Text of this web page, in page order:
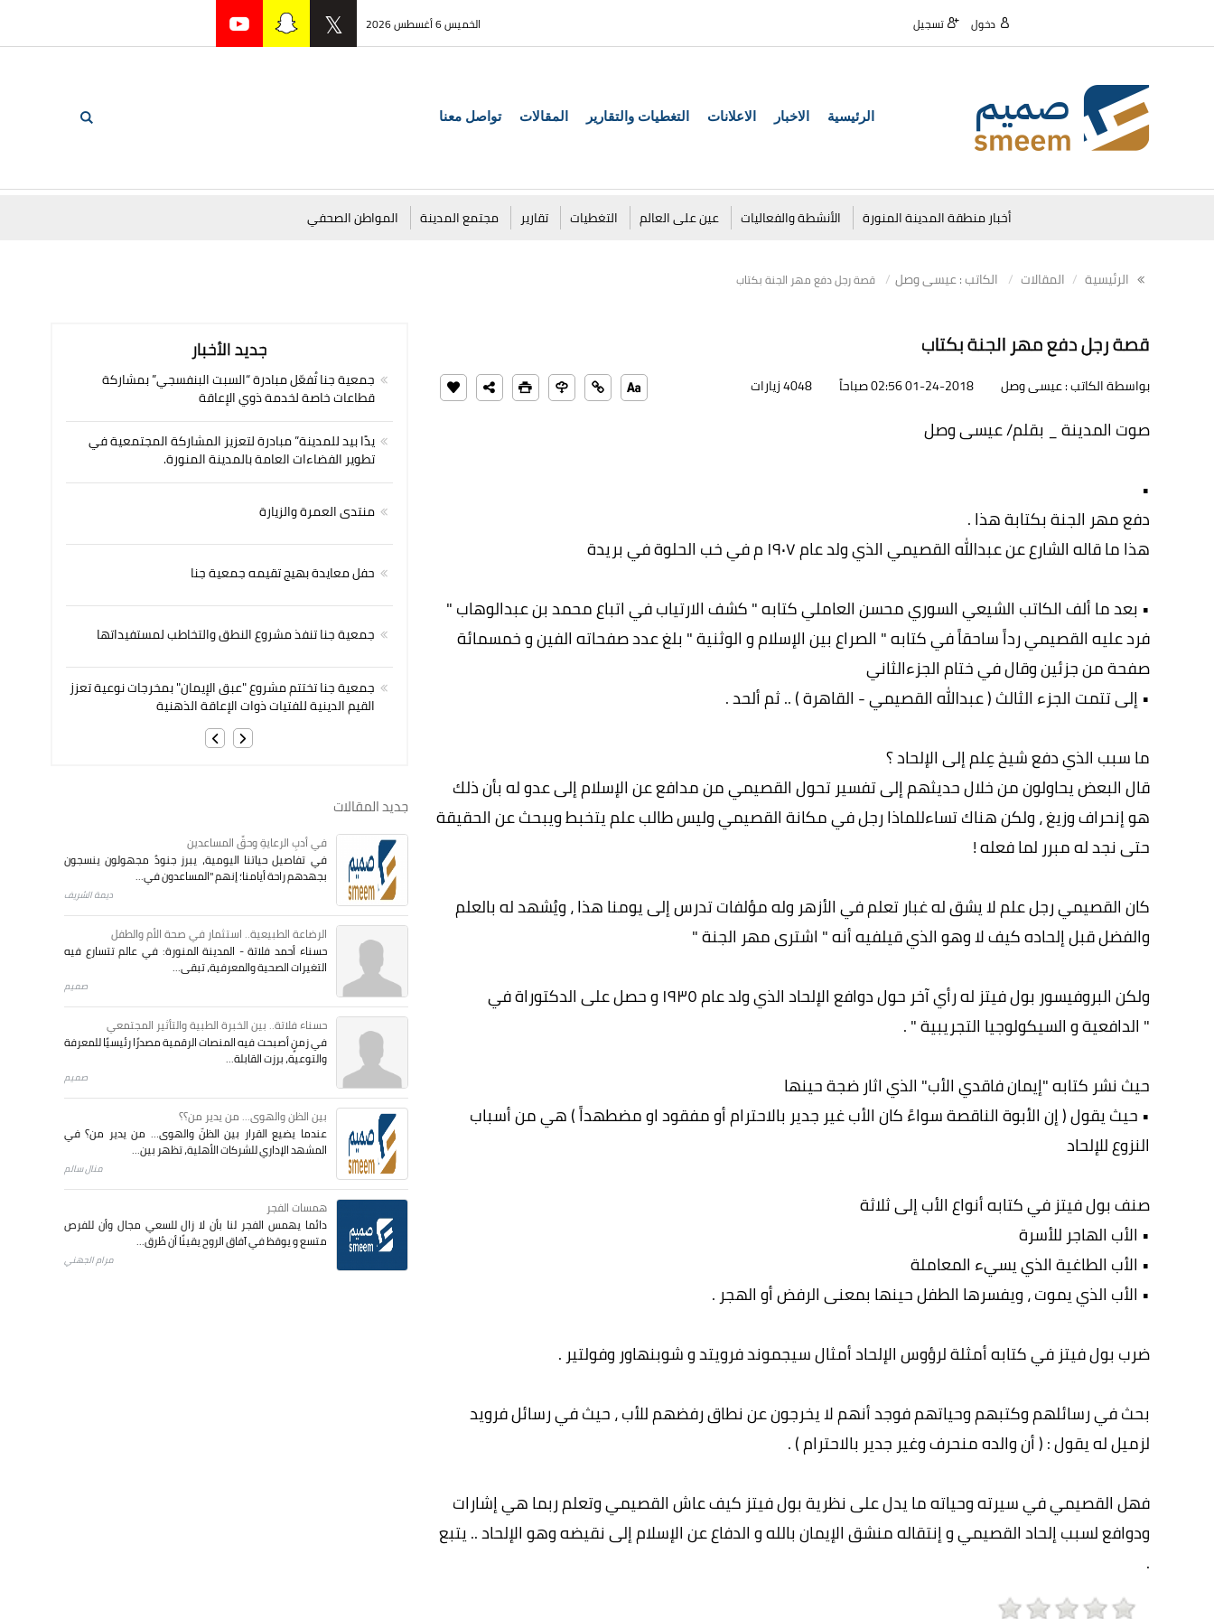
الخميس 6 أغسطس 2026 دخول تسجيل
الرئيسية الاخبار الاعلانات التغطيات والتقارير المقالات تواصل معنا
أخبار منطقة المدينة المنورة الأنشطة والفعاليات عين على العالم التغطيات تقارير مجتمع المدينة المواطن الصحفي
الرئيسية المقالات الكاتب : عيسى وصل قصة رجل دفع مهر الجنة بكتاب
قصة رجل دفع مهر الجنة بكتاب
بواسطة الكاتب : عيسى وصل 01-24-2018 02:56 صباحاً 4048 زيارات
صوت المدينة _ بقلم/ عيسى وصل
•
دفع مهر الجنة بكتابة هذا .
هذا ما قاله الشارع عن عبدالله القصيمي الذي ولد عام ١٩٠٧ م في خب الحلوة في بريدة
• بعد ما ألف الكاتب الشيعي السوري محسن العاملي كتابه " كشف الارتياب في اتباع محمد بن عبدالوهاب "
فرد عليه القصيمي رداً ساحقاً في كتابه " الصراع بين الإسلام و الوثنية " بلغ عدد صفحاته الفين و خمسمائة
صفحة من جزئين وقال في ختام الجزءالثاني
• إلى تتمت الجزء الثالث ( عبدالله القصيمي - القاهرة ) .. ثم ألحد .
ما سبب الذي دفع شيخ عِلم إلى الإلحاد ؟
قال البعض يحاولون من خلال حديثهم إلى تفسير تحول القصيمي من مدافع عن الإسلام إلى عدو له بأن ذلك
هو إنحراف وزيغ ، ولكن هناك تساءللماذا رجل في مكانة القصيمي وليس طالب علم يتخبط ويبحث عن الحقيقة
حتى نجد له مبرر لما فعله !
كان القصيمي رجل علم لا يشق له غبار تعلم في الأزهر وله مؤلفات تدرس إلى يومنا هذا ، ويُشهد له بالعلم
والفضل قبل إلحاده كيف لا وهو الذي قيلفيه أنه " اشترى مهر الجنة "
ولكن البروفيسور بول فيتز له رأي آخر حول دوافع الإلحاد الذي ولد عام ١٩٣٥ و حصل على الدكتوراة في
" الدافعية و السيكولوجيا التجريبية " .
حيث نشر كتابه "إيمان فاقدي الأب" الذي اثار ضجة حينها
• حيث يقول ( إن الأبوة الناقصة سواءً كان الأب غير جدير بالاحترام أو مفقود او مضطهداً ) هي من أسباب
النزوع للإلحاد
صنف بول فيتز في كتابه أنواع الأب إلى ثلاثة
• الأب الهاجر للأسرة
• الأب الطاغية الذي يسيء المعاملة
• الأب الذي يموت ، ويفسرها الطفل حينها بمعنى الرفض أو الهجر .
ضرب بول فيتز في كتابه أمثلة لرؤوس الإلحاد أمثال سيجموند فرويتد و شوبنهاور وفولتير .
بحث في رسائلهم وكتبهم وحياتهم فوجد أنهم لا يخرجون عن نطاق رفضهم للأب ، حيث في رسائل فرويد
لزميل له يقول : ( أن والده منحرف وغير جدير بالاحترام ) .
فهل القصيمي في سيرته وحياته ما يدل على نظرية بول فيتز كيف عاش القصيمي وتعلم ربما هي إشارات
ودوافع لسبب إلحاد القصيمي و إنتقاله منشق الإيمان بالله و الدفاع عن الإسلام إلى نقيضه وهو الإلحاد .. يتبع
.
جديد الأخبار
جمعية جنا تُفعّل مبادرة “السبت البنفسجي” بمشاركة
قطاعات خاصة لخدمة ذوي الإعاقة
يدًا بيد للمدينة” مبادرة لتعزيز المشاركة المجتمعية في
تطوير الفضاءات العامة بالمدينة المنورة.
منتدى العمرة والزيارة
حفل معايدة بهيج تقيمه جمعية جنا
جمعية جنا تنفذ مشروع النطق والتخاطب لمستفيداتها
جمعية جنا تختتم مشروع "عبق الإيمان" بمخرجات نوعية تعزز
القيم الدينية للفتيات ذوات الإعاقة الذهنية
جديد المقالات
في أدبِ الرعايةِ وحقِّ المساعدين
في تفاصيل حياتنا اليومية، يبرز جنودٌ مجهولون ينسجون
بجهدهم راحة أيامنا؛ إنهم "المساعدون في...
ديمة الشريف
الرضاعة الطبيعية.. استثمار في صحة الأم والطفل
حسناء أحمد فلاتة - المدينة المنورة: في عالم تتسارع فيه
التغيرات الصحية والمعرفية، تبقى...
صميم
حسناء فلاتة.. بين الخبرة الطبية والتأثير المجتمعي
في زمنٍ أصبحت فيه المنصات الرقمية مصدرًا رئيسيًا للمعرفة
والتوعية، برزت القابلة...
صميم
بين الظن والهوى... من يدير من؟؟
عندما يضيع القرار بين الظنّ والهوى… من يدير من؟ في
المشهد الإداري للشركات الأهلية، تظهر بين...
منال سالم
همسات الفجر
دائما يهمس الفجر لنا بأن لا زال للسعي مجال وأن للفرص
متسع و يوقظ في آفاق الروح يقينًا أن طُرق...
مرام الجهني